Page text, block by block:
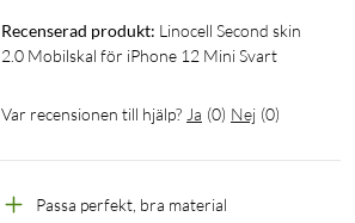
Recenserad produkt: Linocell Second skin
2.0 Mobilskal för iPhone 12 Mini Svart
Var recensionen till hjälp? Ja (0) Nej (0)
Passa perfekt, bra material